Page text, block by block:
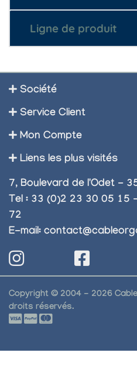
Ligne de produit
Société
Service Client
Mon Compte
Liens les plus visités
7, Boulevard de l'Odet -
Tel : 33 (0)2 23 30 05 15
72
E-mail:
Copyright © 2004 - 2026
droits réservés.